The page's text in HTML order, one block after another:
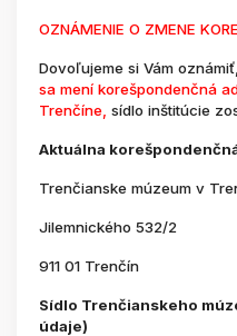
OZNÁMENIE O ZMENE
Dovoľujeme si Vám
sa mení korešpondenčná
Trenčíne, sídlo inštitúcie
Aktuálna
Trenčianske múzeum v
Jilemnického 532/2
911 01 Trenčín
Sídlo Trenčianskeho
údaje)